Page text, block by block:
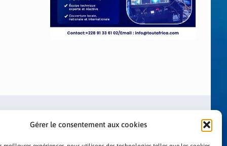
Gérer le consentement aux cookies